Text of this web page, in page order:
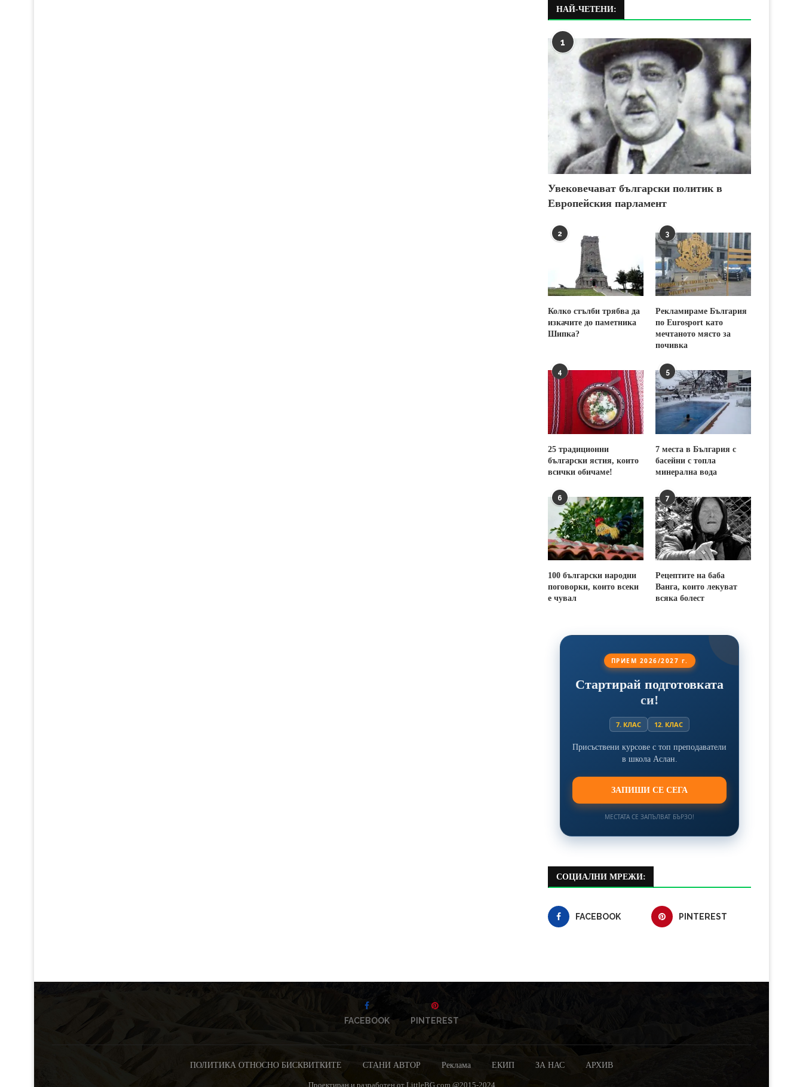
НАЙ-ЧЕТЕНИ:
1
Увековечават български политик в
Европейския парламент
2
Колко стълби трябва да
изкачите до паметника
Шипка?
3
Рекламираме България
по Eurosport като
мечтаното място за
почивка
4
25 традиционни
български ястия, които
всички обичаме!
5
7 места в България с
басейни с топла
минерална вода
6
100 български народни
поговорки, които всеки
е чувал
7
Рецептите на баба
Ванга, които лекуват
всяка болест
ПРИЕМ 2026/2027 г.
Стартирай подготовката
си!
7. КЛАС 12. КЛАС
Присъствени курсове с топ преподаватели
в школа Аслан.
ЗАПИШИ СЕ СЕГА
МЕСТАТА СЕ ЗАПЪЛВАТ БЪРЗО!
СОЦИАЛНИ МРЕЖИ:
FACEBOOK PINTEREST
FACEBOOK PINTEREST
ПОЛИТИКА ОТНОСНО БИСКВИТКИТЕ СТАНИ АВТОР Реклама ЕКИП ЗА НАС АРХИВ
Проектиран и разработен от LittleBG.com @2015-2024